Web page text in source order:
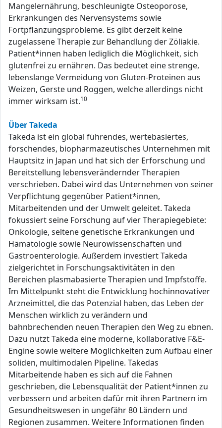
Mangelernährung, beschleunigte Osteoporose,
Erkrankungen des Nervensystems sowie
Fortpflanzungsprobleme. Es gibt derzeit keine
zugelassene Therapie zur Behandlung der Zöliakie.
Patient*innen haben lediglich die Möglichkeit, sich
glutenfrei zu ernähren. Das bedeutet eine strenge,
lebenslange Vermeidung von Gluten-Proteinen aus
Weizen, Gerste und Roggen, welche allerdings nicht
immer wirksam ist.10
Über Takeda
Takeda ist ein global führendes, wertebasiertes,
forschendes, biopharmazeutisches Unternehmen mit
Hauptsitz in Japan und hat sich der Erforschung und
Bereitstellung lebensverändernder Therapien
verschrieben. Dabei wird das Unternehmen von seiner
Verpflichtung gegenüber Patient*innen,
Mitarbeitenden und der Umwelt geleitet. Takeda
fokussiert seine Forschung auf vier Therapiegebiete:
Onkologie, seltene genetische Erkrankungen und
Hämatologie sowie Neurowissenschaften und
Gastroenterologie. Außerdem investiert Takeda
zielgerichtet in Forschungsaktivitäten in den
Bereichen plasmabasierte Therapien und Impfstoffe.
Im Mittelpunkt steht die Entwicklung hochinnovativer
Arzneimittel, die das Potenzial haben, das Leben der
Menschen wirklich zu verändern und
bahnbrechenden neuen Therapien den Weg zu ebnen.
Dazu nutzt Takeda eine moderne, kollaborative F&E-
Engine sowie weitere Möglichkeiten zum Aufbau einer
soliden, multimodalen Pipeline. Takedas
Mitarbeitende haben es sich auf die Fahnen
geschrieben, die Lebensqualität der Patient*innen zu
verbessern und arbeiten dafür mit ihren Partnern im
Gesundheitswesen in ungefähr 80 Ländern und
Regionen zusammen. Weitere Informationen finden